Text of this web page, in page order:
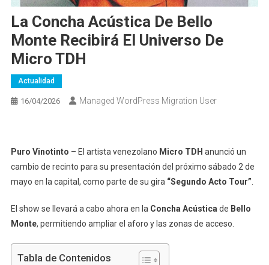
La Concha Acústica De Bello
Monte Recibirá El Universo De
Micro TDH
Actualidad
16/04/2026 Managed WordPress Migration User
Puro Vinotinto – El artista venezolano Micro TDH anunció un
cambio de recinto para su presentación del próximo sábado 2 de
mayo en la capital, como parte de su gira “Segundo Acto Tour”
El show se llevará a cabo ahora en la Concha Acústica de Bello
Monte, permitiendo ampliar el aforo y las zonas de acceso.
Tabla de Contenidos